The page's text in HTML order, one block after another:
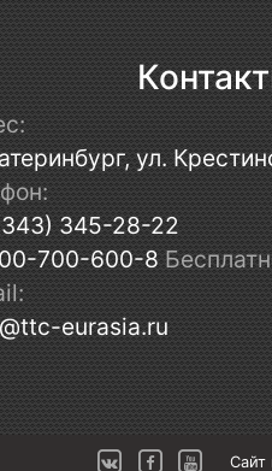
ул.
345-28-22
700-600-8
eurasia.ru
Сайт